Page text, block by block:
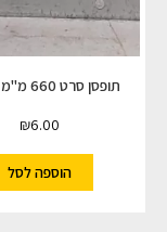
תופסן סרט 660 מ"מ לבידוד
₪6.00
הוספה לסל